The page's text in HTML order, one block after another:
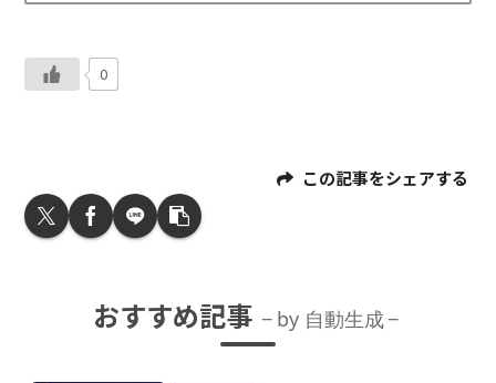
0
この記事をシェアする
おすすめ記事 by 自動生成